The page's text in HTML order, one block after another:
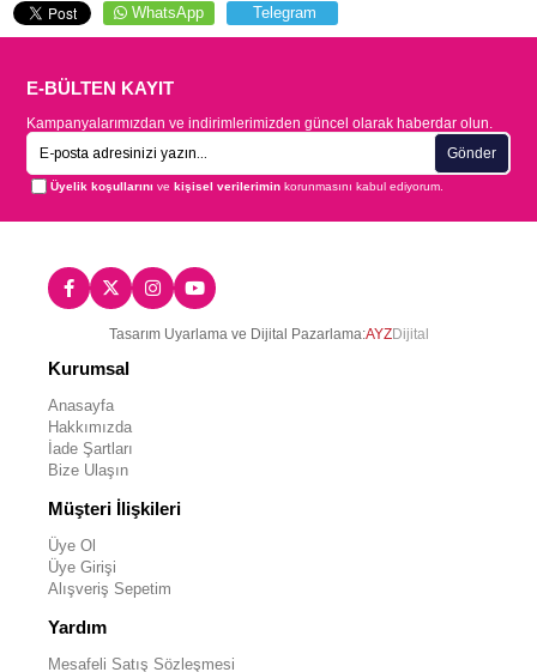
WhatsApp Telegram
E-BÜLTEN KAYIT
Kampanyalarımızdan ve indirimlerimizden güncel olarak haberdar olun.
Gönder
Üyelik koşullarını vekişisel verilerimin korunmasını kabul ediyorum.
Tasarım Uyarlama ve Dijital Pazarlama:AYZDijital
Kurumsal
Anasayfa
Hakkımızda
İade Şartları
Bize Ulaşın
Müşteri İlişkileri
Üye Ol
Üye Girişi
Alışveriş Sepetim
Yardım
Mesafeli Satış Sözleşmesi